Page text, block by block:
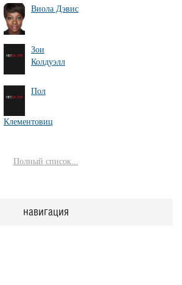
Виола Дэвис
Зои
Колдуэлл
Пол
Клементовиц
Полный список...
навигация